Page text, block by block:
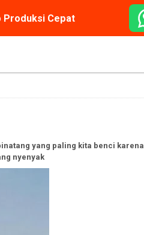
Produksi Cepat
yang paling kita benci karena
nyenyak